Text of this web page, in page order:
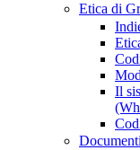
Etica di
Il